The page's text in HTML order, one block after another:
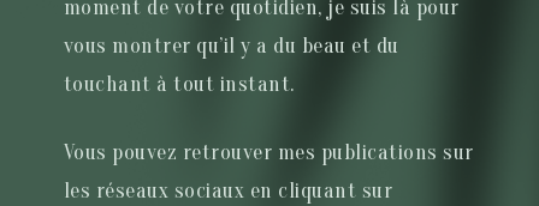
moment de votre quotidien, je suis là pour
vous montrer qu’il y a du beau et du
touchant à tout instant.
Vous pouvez retrouver mes publications sur
les réseaux sociaux en cliquant sur